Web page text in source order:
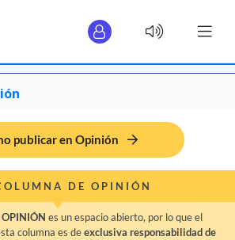
publicar en Opinión
DE OPINIÓN
OPINIÓN es un espacio abierto, por lo que el
columna es deexclusiva responsabilidad de